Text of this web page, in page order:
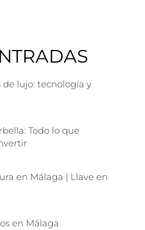
de lujo: tecnología y
Todo lo que
en Málaga | Llave en
en Málaga